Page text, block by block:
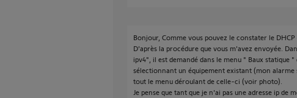
Bonjour, Comme vous pouvez le constater le
D'après la procédure que vous m'avez envoyée.
ipv4", il est demandé dans le menu " Baux statique
sélectionnant un équipement existant (mon
tout le menu déroulant de celle-ci (voir photo).
Je pense que tant que je n'ai pas une adresse ip de